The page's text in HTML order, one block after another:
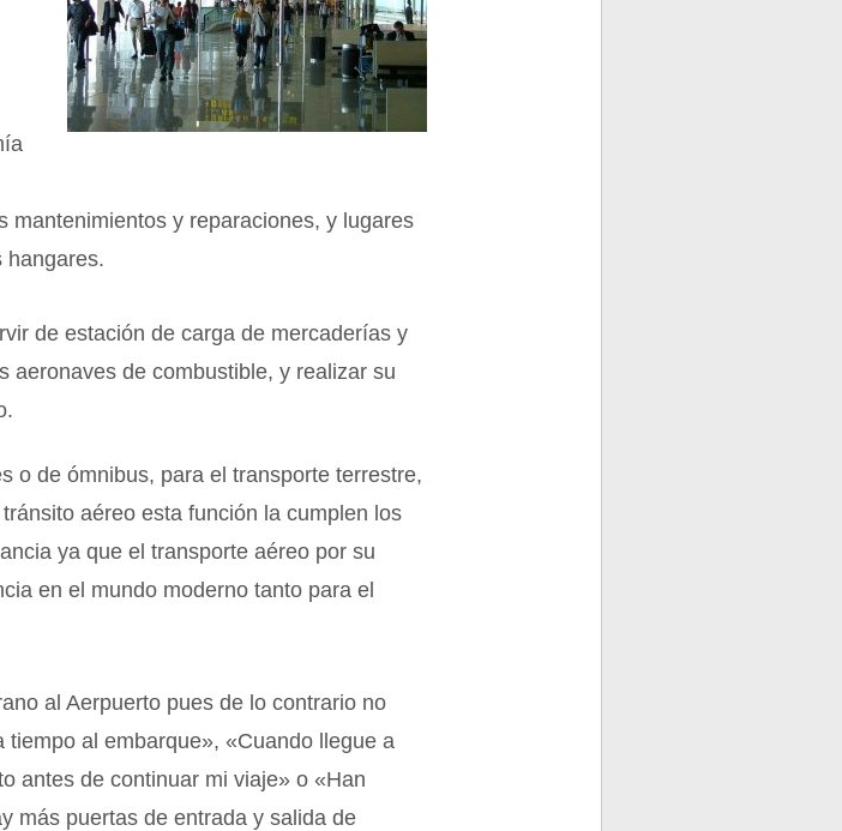
mantenimientos y reparaciones, y lugares
hangares.
de estación de carga de mercaderías y
aeronaves de combustible, y realizar su
o de ómnibus, para el transporte terrestre,
aéreo esta función la cumplen los
ya que el transporte aéreo por su
en el mundo moderno tanto para el
al Aerpuerto pues de lo contrario no
al embarque», «Cuando llegue a
antes de continuar mi viaje» o «Han
más puertas de entrada y salida de